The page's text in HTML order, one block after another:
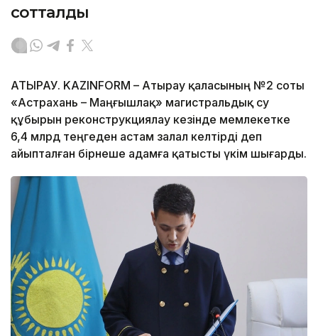
сотталды
АТЫРАУ. KAZINFORM – Атырау қаласының №2 соты
«Астрахань – Маңғышлақ» магистральдық су
құбырын реконструкциялау кезінде мемлекетке
6,4 млрд теңгеден астам залал келтірді деп
айыпталған бірнеше адамға қатысты үкім шығарды.